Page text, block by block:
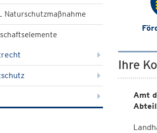
Naturschutzmaßnahme
Ihre
Amt